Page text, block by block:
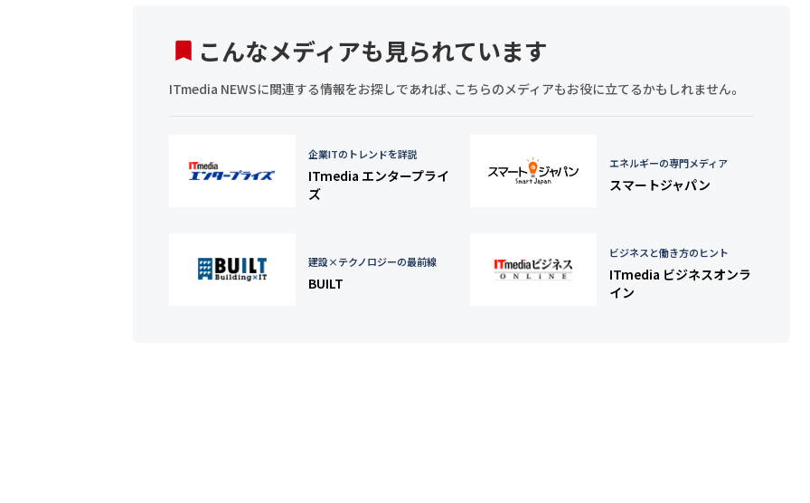
こんなメディアも見られています
ITmedia NEWSに関連する情報をお探しであれば、こちらのメディアもお役に立てるかもしれません。
企業ITのトレンドを詳説
ITmedia エンタープライ
ズ
エネルギーの専門メディア
スマートジャパン
建設×テクノロジーの最前線
BUILT
ビジネスと働き方のヒント
ITmedia ビジネスオンラ
イン